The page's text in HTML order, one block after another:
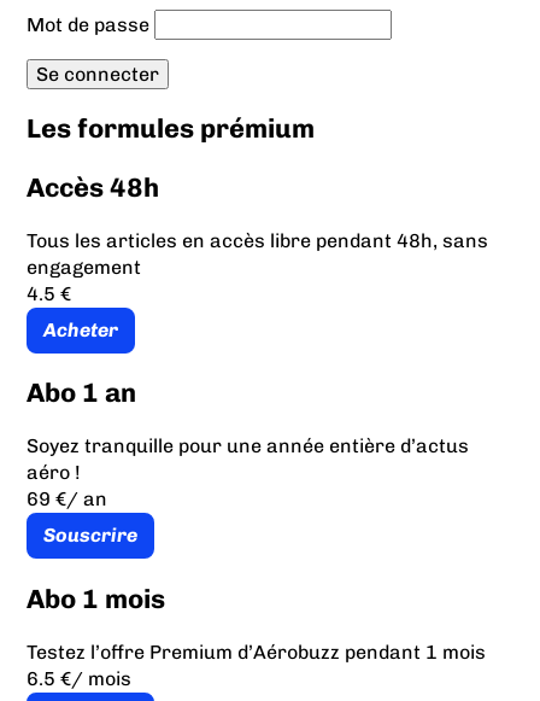
Mot de passe
Les formules prémium
Accès 48h
Tous les articles en accès libre pendant 48h, sans
engagement
4.5 €
Acheter
Abo 1 an
Soyez tranquille pour une année entière d’actus
aéro !
69 €/ an
Souscrire
Abo 1 mois
Testez l’offre Premium d’Aérobuzz pendant 1 mois
6.5 €/ mois